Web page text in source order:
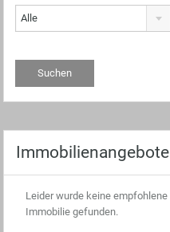
Alle
Immobilienangebote
Leider wurde keine empfohlene
Immobilie gefunden.